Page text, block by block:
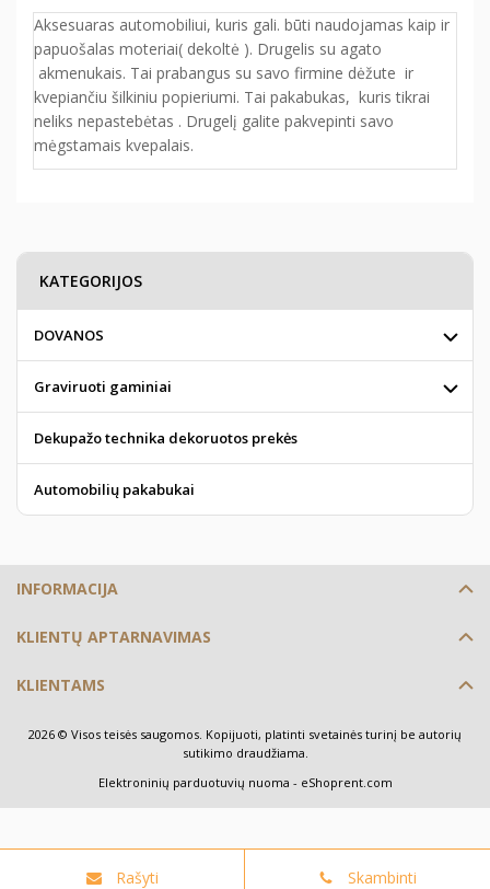
Aksesuaras automobiliui, kuris gali. būti naudojamas kaip ir
papuošalas moteriai( dekoltė ). Drugelis su agato
akmenukais. Tai prabangus su savo firmine dėžute ir
kvepiančiu šilkiniu popieriumi. Tai pakabukas, kuris tikrai
neliks nepastebėtas . Drugelį galite pakvepinti savo
mėgstamais kvepalais.
KATEGORIJOS
DOVANOS
Graviruoti gaminiai
Dekupažo technika dekoruotos prekės
Automobilių pakabukai
INFORMACIJA
KLIENTŲ APTARNAVIMAS
KLIENTAMS
2026 © Visos teisės saugomos. Kopijuoti, platinti svetainės turinį be autorių
sutikimo draudžiama.
Elektroninių parduotuvių nuoma - eShoprent.com
Rašyti Skambinti